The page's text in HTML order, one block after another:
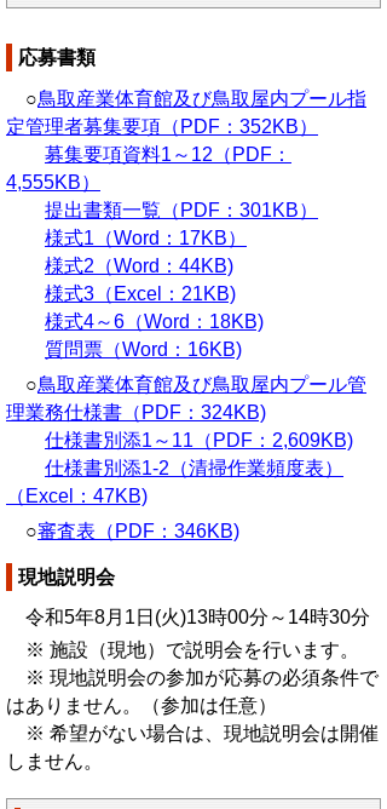
応募書類
○鳥取産業体育館及び鳥取屋内プール指
定管理者募集要項（PDF：352KB）
募集要項資料1～12（PDF：
4,555KB）
提出書類一覧（PDF：301KB）
様式1（Word：17KB）
様式2（Word：44KB)
様式3（Excel：21KB)
様式4～6（Word：18KB)
質問票（Word：16KB)
○鳥取産業体育館及び鳥取屋内プール管
理業務仕様書（PDF：324KB)
仕様書別添1～11（PDF：2,609KB)
仕様書別添1-2（清掃作業頻度表）
（Excel：47KB)
○審査表（PDF：346KB)
現地説明会
令和5年8月1日(火)13時00分～14時30分
※ 施設（現地）で説明会を行います。
※ 現地説明会の参加が応募の必須条件で
はありません。（参加は任意）
※ 希望がない場合は、現地説明会は開催
しません。